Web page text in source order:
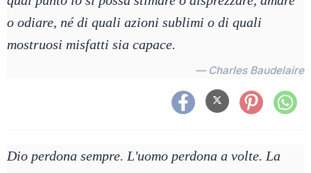
o odiare, né di quali azioni sublimi o di quali
mostruosi misfatti sia capace.
— Charles Baudelaire
Dio perdona sempre. L'uomo perdona a volte. La